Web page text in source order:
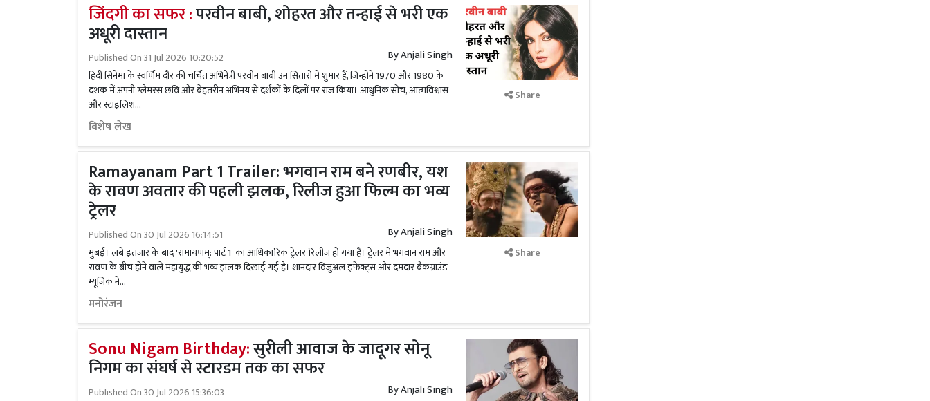
जिंदगी का सफर :परवीन बाबी, शोहरत और तन्हाई से भरी एक
अधूरी दास्तान
Published On31 Jul 2026 10:20:52 ByAnjali Singh
हिंदी सिनेमा के स्वर्णिम दौर की चर्चित अभिनेत्री परवीन बाबी उन सितारों में शुमार हैं, जिन्होंने 1970 और 1980 के
दशक में अपनी ग्लैमरस छवि और बेहतरीन अभिनय से दर्शकों के दिलों पर राज किया। आधुनिक सोच, आत्मविश्वास
और स्टाइलिश...
विशेष लेख
Share
Ramayanam Part 1 Trailer: भगवान राम बने रणबीर, यश
के रावण अवतार की पहली झलक, रिलीज हुआ फिल्म का भव्य
ट्रेलर
Published On30 Jul 2026 16:14:51 ByAnjali Singh
मुंबई। लंबे इंतजार के बाद 'रामायणम्: पार्ट 1' का आधिकारिक ट्रेलर रिलीज हो गया है। ट्रेलर में भगवान राम और
रावण के बीच होने वाले महायुद्ध की भव्य झलक दिखाई गई है। शानदार विजुअल इफेक्ट्स और दमदार बैकग्राउंड
म्यूजिक ने...
मनोरंजन
Share
Sonu Nigam Birthday:सुरीली आवाज के जादूगर सोनू
निगम का संघर्ष से स्टारडम तक का सफर
Published On30 Jul 2026 15:36:03 ByAnjali Singh